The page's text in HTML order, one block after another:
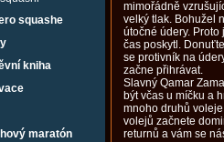
squashe
kniha
maratón
mimořádně
velký tlak. Bohužel
útočné údery.
čas poskytl.
se protivník na
začne přihrávat.
Slavný Qamar
být včas u míčku a
mnoho druhů
volejů začnete
returnů a vám se